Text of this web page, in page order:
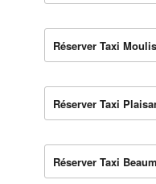
Réserver Taxi
Réserver Taxi
Réserver Taxi